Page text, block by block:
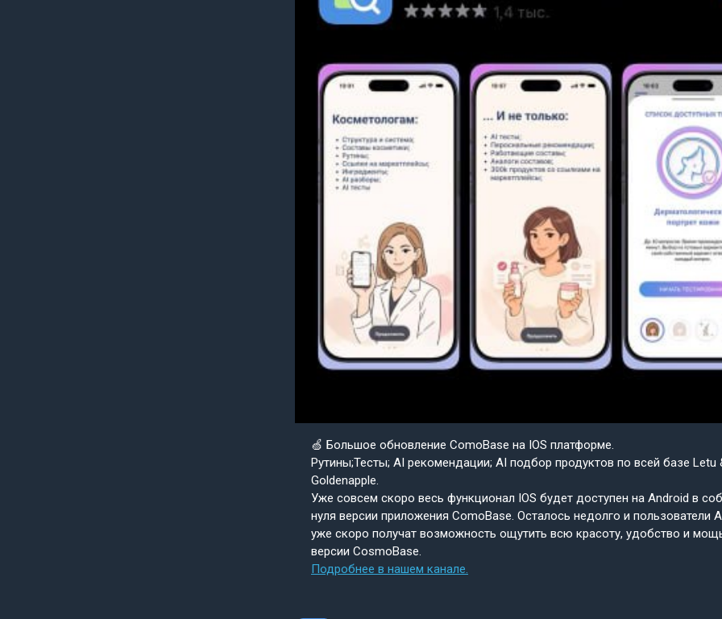
🍏 Большое обновление ComoBase на IOS платформе.
Рутины;Тесты; AI рекомендации; AI подбор продуктов по всей базе Letu
Goldenapple.
Уже совсем скоро весь функционал IOS будет доступен на Android в
нуля версии приложения ComoBase. Осталось недолго и пользователи
уже скоро получат возможность ощутить всю красоту, удобство и
версии CosmoBase.
Подробнее в нашем канале.